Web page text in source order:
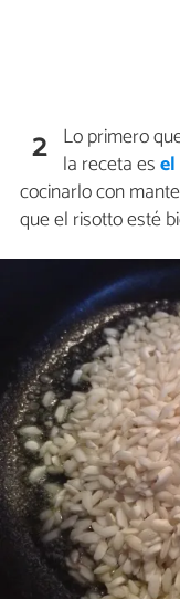
2 Lo primero
la receta es
cocinarlo con
que el risotto esté